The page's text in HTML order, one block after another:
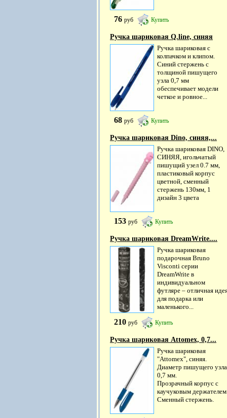
76 руб Купить
Ручка шариковая Q.line, синяя
Ручка шариковая с
колпачком и клипом.
Синий стержень с
толщиной пишущего
узла 0,7 мм
обеспечивает модели
четкое и ровное...
68 руб Купить
Ручка шариковая Dino, синяя,...
Ручка шариковая DINO,
СИНЯЯ, игольчатый
пишущий узел 0.7 мм,
пластиковый корпус
цветной, сменный
стержень 130мм, 1
дизайн 3 цвета
153 руб Купить
Ручка шариковая DreamWrite....
Ручка шариковая
подарочная Bruno
Visconti серии
DreamWrite в
индивидуальном
футляре – отличная
для подарка или
маленького...
210 руб Купить
Ручка шариковая Attomex, 0,7...
Ручка шариковая
"Attomex", синяя.
Диаметр пишущего узла
0,7 мм.
Прозрачный корпус с
каучуковым
Сменный стержень.